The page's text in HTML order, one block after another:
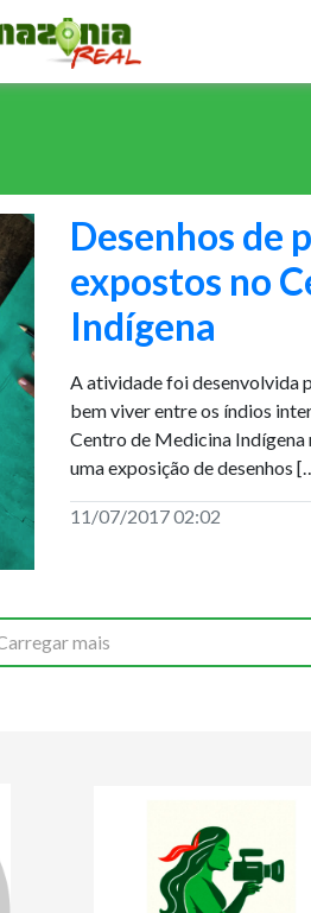
Desenhos de
expostos no
Indígena
A atividade foi desenvolvida
bem viver entre os índios
Centro de Medicina Indígena
uma exposição de desenhos
11/07/2017 02:02
mais